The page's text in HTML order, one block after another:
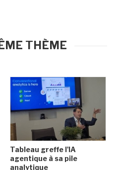
THÈME
Tableau greffe l'IA
agentique à sa pile
analytique